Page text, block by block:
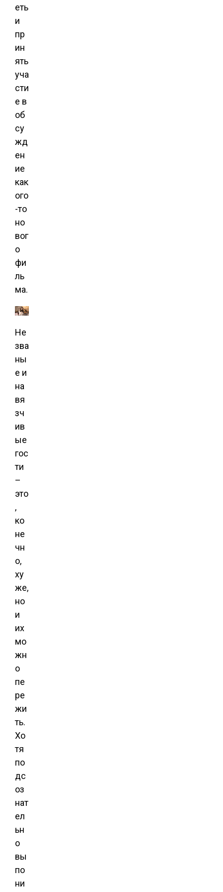
еть
и
пр
ин
ять
уча
сти
е в
об
су
жд
ен
ие
как
ого
-то
но
вог
о
фи
ль
ма.
Не
зва
ны
е и
на
вя
зч
ив
ые
гос
ти
–
это
,
ко
не
чн
о,
ху
же,
но
и
их
мо
жн
о
пе
ре
жи
ть.
Хо
тя
по
дс
оз
нат
ел
ьн
о
вы
по
ни